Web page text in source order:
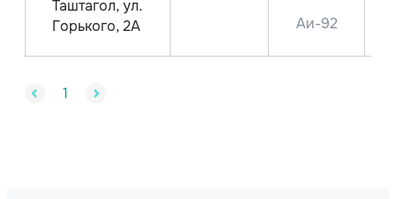
Таштагол, ул.
Горького, 2А
Аи-92
1